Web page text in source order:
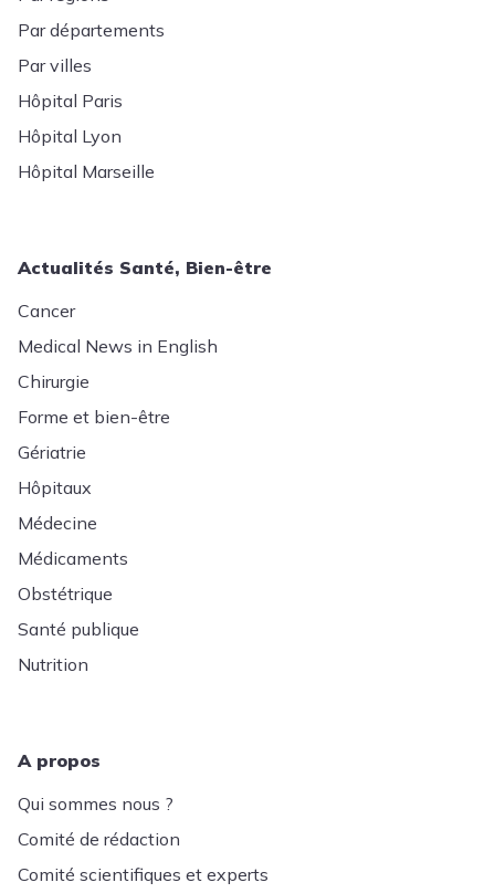
Par départements
Par villes
Hôpital Paris
Hôpital Lyon
Hôpital Marseille
Actualités Santé, Bien-être
Cancer
Medical News in English
Chirurgie
Forme et bien-être
Gériatrie
Hôpitaux
Médecine
Médicaments
Obstétrique
Santé publique
Nutrition
A propos
Qui sommes nous ?
Comité de rédaction
Comité scientifiques et experts